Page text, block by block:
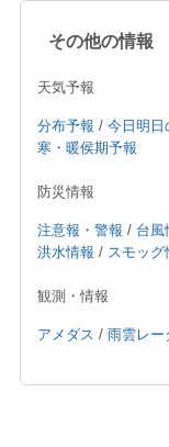
その他の情報
天気予報
分布予報 / 今日明日
寒・暖侯期予報
防災情報
注意報・警報 / 台風
洪水情報 / スモッグ
観測・情報
アメダス / 雨雲レー